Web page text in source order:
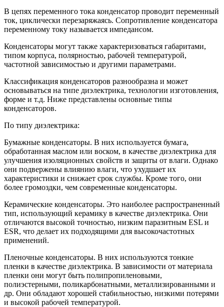
В цепях переменного тока конденсатор проводит переменный
ток, циклически перезаряжаясь. Сопротивление конденсатора
переменному току называется импедансом.
Конденсаторы могут также характеризоваться габаритами,
типом корпуса, полярностью, рабочей температурой,
частотной зависимостью и другими параметрами.
Классификация конденсаторов разнообразна и может
основываться на типе диэлектрика, технологии изготовления,
форме и т.д. Ниже представлены основные типы
конденсаторов.
По типу диэлектрика:
Бумажные конденсаторы. В них используется бумага,
обработанная маслом или воском, в качестве диэлектрика для
улучшения изоляционных свойств и защиты от влаги. Однако
они подвержены влиянию влаги, что ухудшает их
характеристики и снижает срок службы. Кроме того, они
более громоздки, чем современные конденсаторы.
Керамические конденсаторы. Это наиболее распространенный
тип, использующий керамику в качестве диэлектрика. Они
отличаются высокой точностью, низким паразитным ESL и
ESR, что делает их подходящими для высокочастотных
применений.
Пленочные конденсаторы. В них используются тонкие
пленки в качестве диэлектрика. В зависимости от материала
пленки они могут быть полипропиленовыми,
полиэстерными, поликарбонатными, металлизированными и
др. Они обладают хорошей стабильностью, низкими потерями
и высокой рабочей температурой.